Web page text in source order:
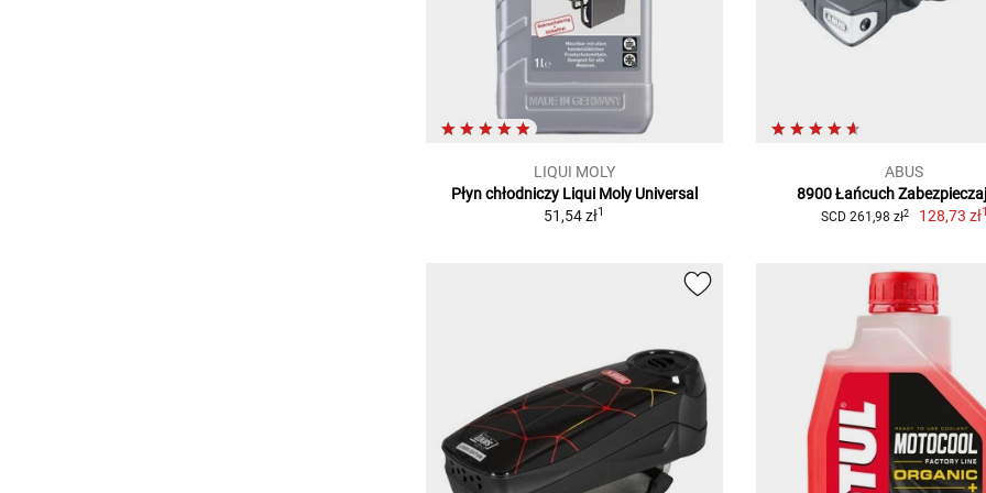
LIQUI MOLY
Płyn chłodniczy Liqui Moly Universal
51,54 zł1
ABUS
8900 Łańcuch
SCD 261,98 zł2 128,73 zł